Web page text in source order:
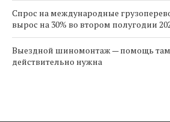
Спрос на международные
вырос на 30% во втором полугодии
Выездной шиномонтаж — помощь
действительно нужна